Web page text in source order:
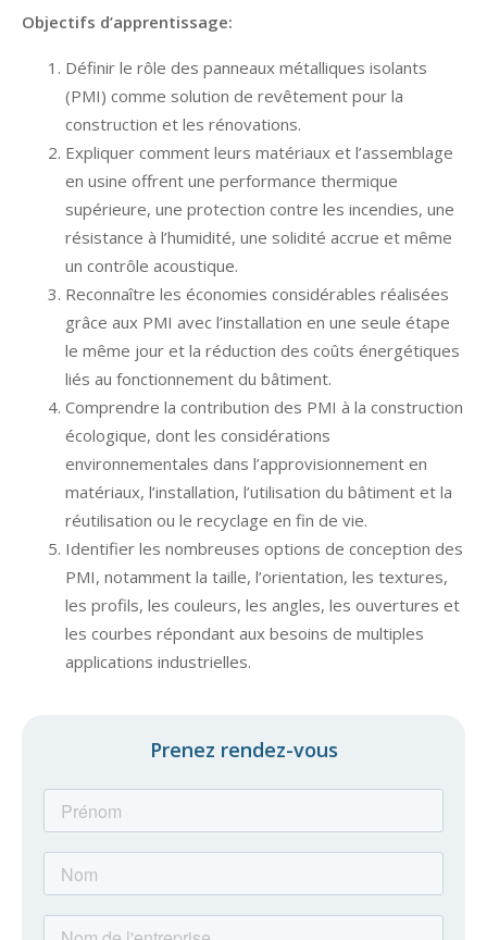
Objectifs d’apprentissage:
Définir le rôle des panneaux métalliques isolants
(PMI) comme solution de revêtement pour la
construction et les rénovations.
Expliquer comment leurs matériaux et l’assemblage
en usine offrent une performance thermique
supérieure, une protection contre les incendies, une
résistance à l’humidité, une solidité accrue et même
un contrôle acoustique.
Reconnaître les économies considérables réalisées
grâce aux PMI avec l’installation en une seule étape
le même jour et la réduction des coûts énergétiques
liés au fonctionnement du bâtiment.
Comprendre la contribution des PMI à la construction
écologique, dont les considérations
environnementales dans l’approvisionnement en
matériaux, l’installation, l’utilisation du bâtiment et la
réutilisation ou le recyclage en fin de vie.
Identifier les nombreuses options de conception des
PMI, notamment la taille, l’orientation, les textures,
les profils, les couleurs, les angles, les ouvertures et
les courbes répondant aux besoins de multiples
applications industrielles.
Prenez rendez-vous